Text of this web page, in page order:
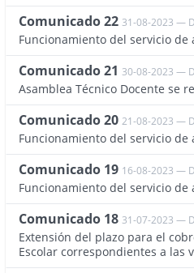
Comunicado 22 31-08-2023 —
Funcionamiento del servicio
Comunicado 21 30-08-2023 —
Asamblea Técnico Docente se
Comunicado 20 21-08-2023 —
Funcionamiento del servicio
Comunicado 19 16-08-2023 —
Funcionamiento del servicio
Comunicado 18 31-07-2023 —
Extensión del plazo para el
Escolar correspondientes a las